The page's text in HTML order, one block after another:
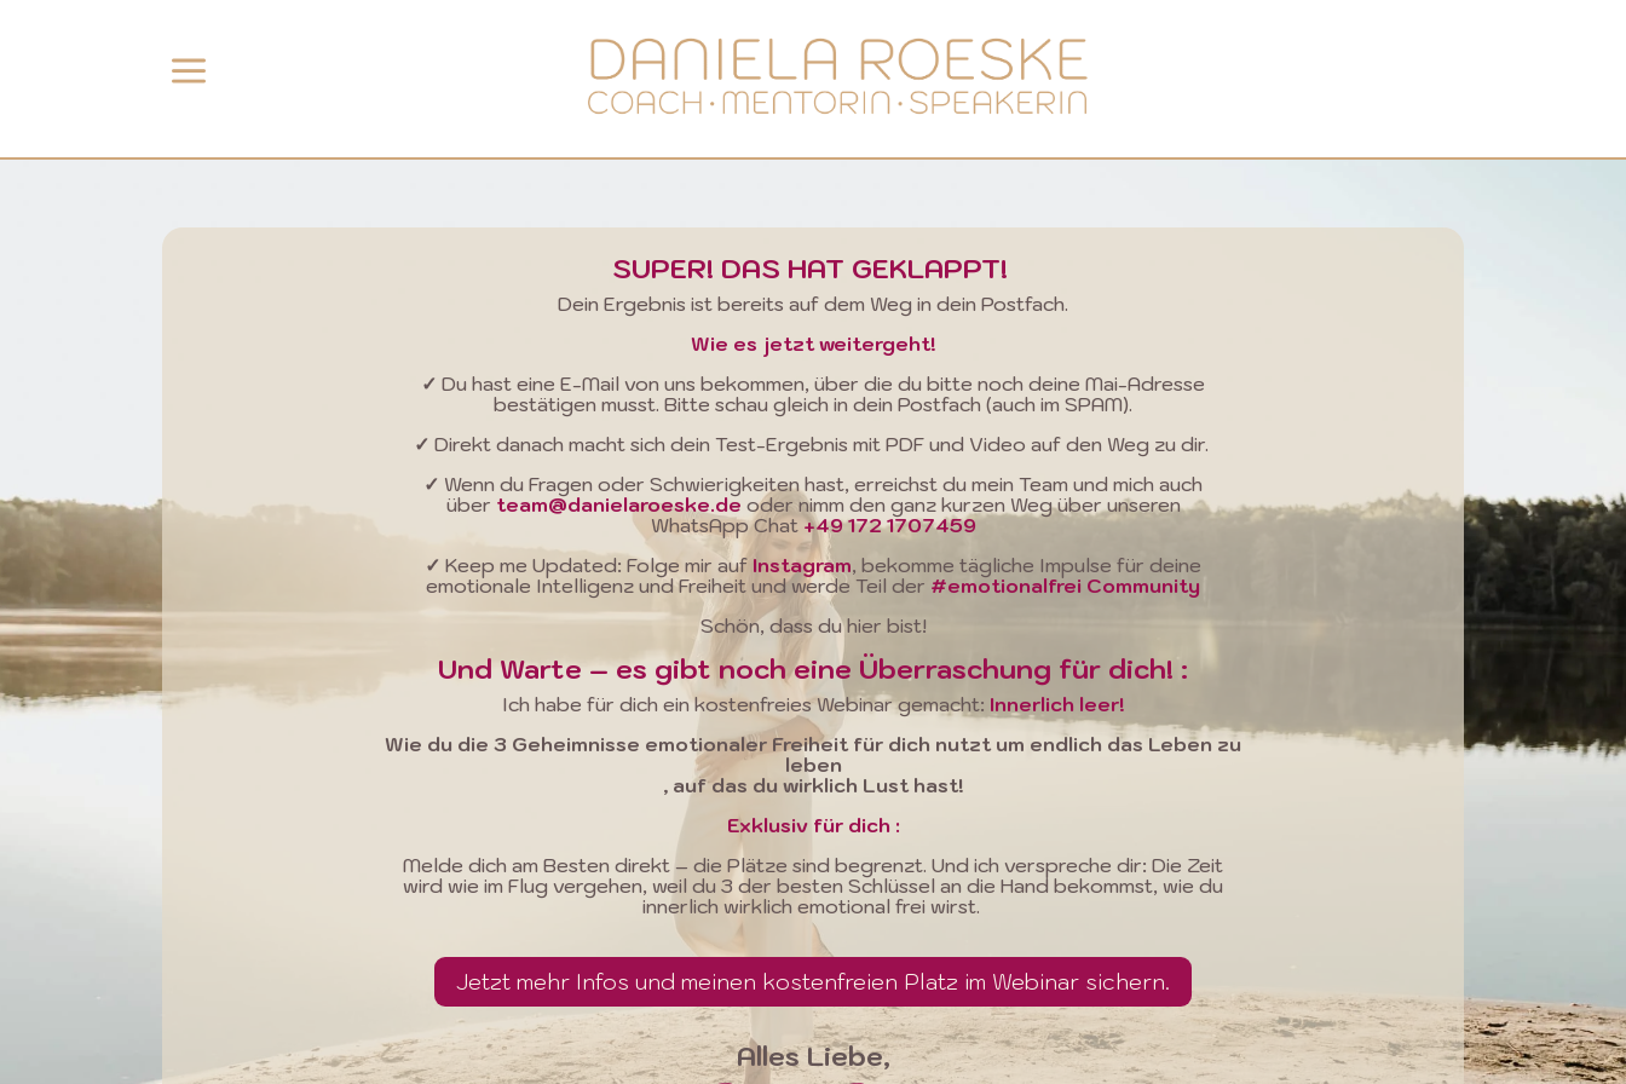
a
SUPER! DAS HAT GEKLAPPT!
Dein Ergebnis ist bereits auf dem Weg in dein Postfach.
Wie es jetzt weitergeht!
✓ Du hast eine E-Mail von uns bekommen, über die du bitte noch deine Mai-Adresse
bestätigen musst. Bitte schau gleich in dein Postfach (auch im SPAM).
✓ Direkt danach macht sich dein Test-Ergebnis mit PDF und Video auf den Weg zu dir.
✓ Wenn du Fragen oder Schwierigkeiten hast, erreichst du mein Team und mich auch
über team@danielaroeske.de oder nimm den ganz kurzen Weg über unseren
WhatsApp Chat +49 172 1707459
✓ Keep me Updated: Folge mir auf Instagram, bekomme tägliche Impulse für deine
emotionale Intelligenz und Freiheit und werde Teil der #emotionalfrei Community
Schön, dass du hier bist!
Und Warte – es gibt noch eine Überraschung für dich! :
Ich habe für dich ein kostenfreies Webinar gemacht: Innerlich leer!
Wie du die 3 Geheimnisse emotionaler Freiheit für dich nutzt um endlich das Leben zu
leben
, auf das du wirklich Lust hast!
Exklusiv für dich :
Melde dich am Besten direkt – die Plätze sind begrenzt. Und ich verspreche dir: Die Zeit
wird wie im Flug vergehen, weil du 3 der besten Schlüssel an die Hand bekommst, wie du
innerlich wirklich emotional frei wirst.
Jetzt mehr Infos und meinen kostenfreien Platz im Webinar sichern.
Alles Liebe,